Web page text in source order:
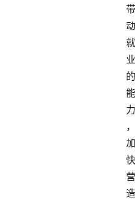
带
动
就
业
的
能
力
，
加
快
营
造